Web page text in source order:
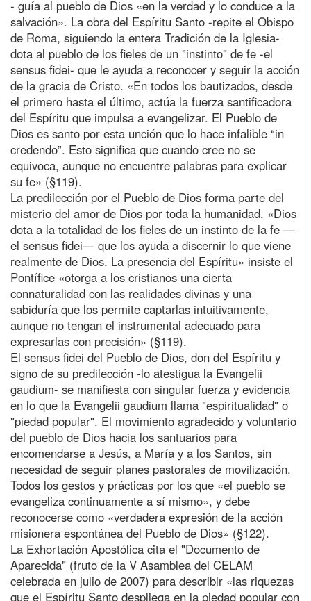
- guía al pueblo de Dios «en la verdad y lo conduce a la
salvación». La obra del Espíritu Santo -repite el Obispo
de Roma, siguiendo la entera Tradición de la Iglesia-
dota al pueblo de los fieles de un "instinto" de fe -el
sensus fidei- que le ayuda a reconocer y seguir la acción
de la gracia de Cristo. «En todos los bautizados, desde
el primero hasta el último, actúa la fuerza santificadora
del Espíritu que impulsa a evangelizar. El Pueblo de
Dios es santo por esta unción que lo hace infalible “in
credendo”. Esto significa que cuando cree no se
equivoca, aunque no encuentre palabras para explicar
su fe» (§119).
La predilección por el Pueblo de Dios forma parte del
misterio del amor de Dios por toda la humanidad. «Dios
dota a la totalidad de los fieles de un instinto de la fe —
el sensus fidei— que los ayuda a discernir lo que viene
realmente de Dios. La presencia del Espíritu» insiste el
Pontífice «otorga a los cristianos una cierta
connaturalidad con las realidades divinas y una
sabiduría que los permite captarlas intuitivamente,
aunque no tengan el instrumental adecuado para
expresarlas con precisión» (§119).
El sensus fidei del Pueblo de Dios, don del Espíritu y
signo de su predilección -lo atestigua la Evangelii
gaudium- se manifiesta con singular fuerza y evidencia
en lo que la Evangelii gaudium llama "espiritualidad" o
"piedad popular". El movimiento agradecido y voluntario
del pueblo de Dios hacia los santuarios para
encomendarse a Jesús, a María y a los Santos, sin
necesidad de seguir planes pastorales de movilización.
Todos los gestos y prácticas por los que «el pueblo se
evangeliza continuamente a sí mismo», y debe
reconocerse como «verdadera expresión de la acción
misionera espontánea del Pueblo de Dios» (§122).
La Exhortación Apostólica cita el "Documento de
Aparecida" (fruto de la V Asamblea del CELAM
celebrada en julio de 2007) para describir «las riquezas
que el Espíritu Santo despliega en la piedad popular con